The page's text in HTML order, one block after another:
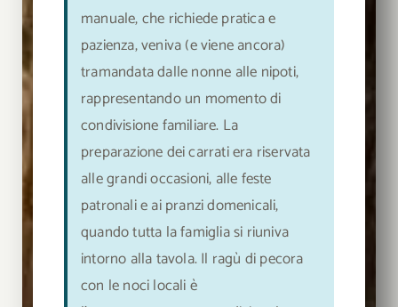
manuale, che richiede pratica e
pazienza, veniva (e viene ancora)
tramandata dalle nonne alle nipoti,
rappresentando un momento di
condivisione familiare. La
preparazione dei carrati era riservata
alle grandi occasioni, alle feste
patronali e ai pranzi domenicali,
quando tutta la famiglia si riuniva
intorno alla tavola. Il ragù di pecora
con le noci locali è